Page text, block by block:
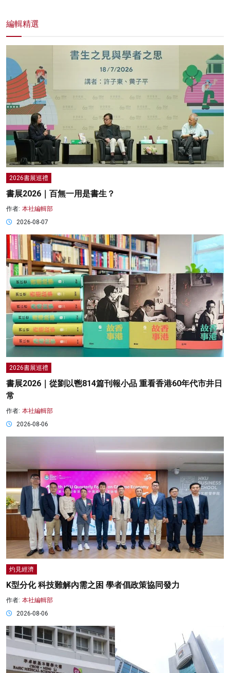
編輯精選
2026書展巡禮
書展2026｜百無一用是書生？
作者: 本社編輯部
2026-08-07
2026書展巡禮
書展2026｜從劉以鬯814篇刊報小品 重看香港60年代市井日
常
作者: 本社編輯部
2026-08-06
灼見經濟
K型分化 科技難解內需之困 學者倡政策協同發力
作者: 本社編輯部
2026-08-06